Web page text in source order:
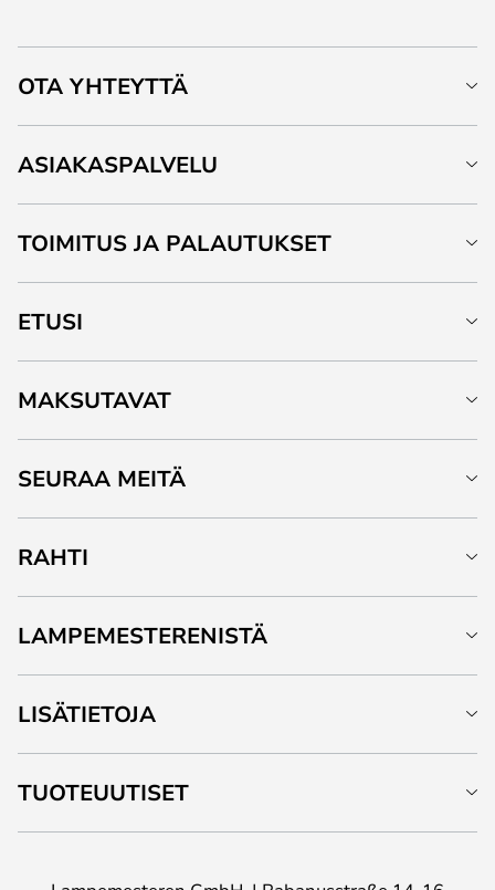
OTA YHTEYTTÄ
ASIAKASPALVELU
TOIMITUS JA PALAUTUKSET
ETUSI
MAKSUTAVAT
SEURAA MEITÄ
RAHTI
LAMPEMESTERENISTÄ
LISÄTIETOJA
TUOTEUUTISET